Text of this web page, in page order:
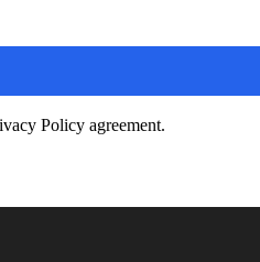
Policy agreement.